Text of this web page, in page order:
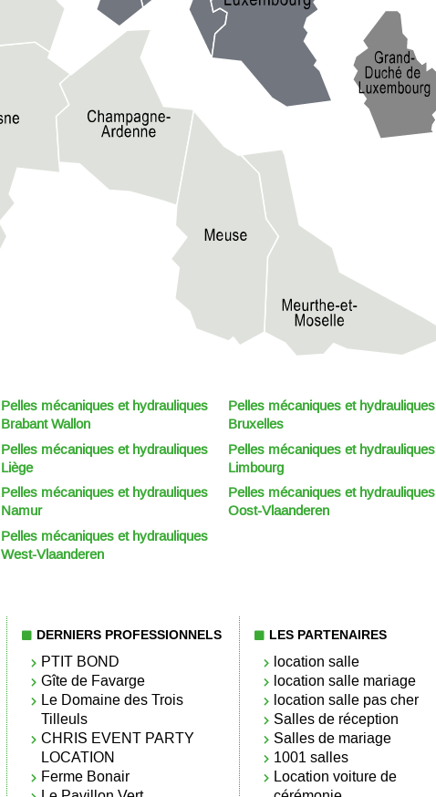
Pelles mécaniques et hydrauliques
Brabant Wallon
Pelles mécaniques et hydrauliques
Bruxelles
Pelles mécaniques et hydrauliques
Liège
Pelles mécaniques et hydrauliques
Limbourg
Pelles mécaniques et hydrauliques
Namur
Pelles mécaniques et hydrauliques
Oost-Vlaanderen
Pelles mécaniques et hydrauliques
West-Vlaanderen
DERNIERS PROFESSIONNELS
PTIT BOND
Gîte de Favarge
Le Domaine des Trois
Tilleuls
CHRIS EVENT PARTY
LOCATION
Ferme Bonair
LES PARTENAIRES
location salle
location salle mariage
location salle pas cher
Salles de réception
Salles de mariage
1001 salles
Location voiture de